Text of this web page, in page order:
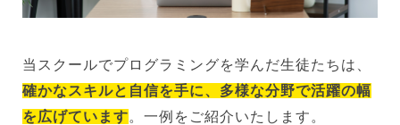
当スクールでプログラミングを学んだ生徒たちは、
確かなスキルと自信を手に、多様な分野で活躍の幅
を広げています。一例をご紹介いたします。